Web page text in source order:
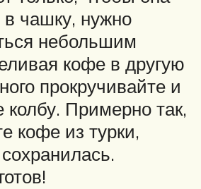
чашку, нужно
небольшим
кофе в другую
прокручивайте и
Примерно так,
кофе из турки,